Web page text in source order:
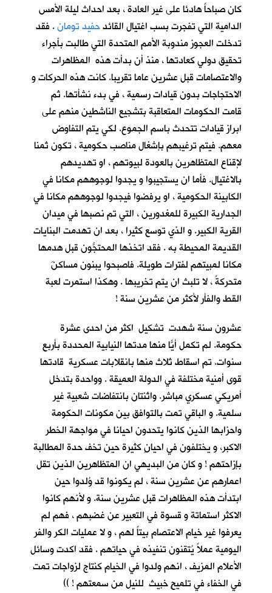
كان صباحاً هادئا على غير العادة ، بعد احداث ليلة الأمس
الدامية التي تفجرت بسب اغتيال القائدحفيد تومان. فقد
تدخلت العجوز مندوبة الأمم المتحدة التي طالبت بأجراء
تحقيق دولي كعادتها ، منذ أن بدأت هذه المظاهرات
والاعتصامات قبل عشرين عاما تقريبا. كانت هذه الحركات و
الاحتجاجات بدون قيادات رسمية ، في بدء نشأتها. ثم
قامت الحكومات المتعاقبة بتشجيع الناشطين منهم على
ابراز قيادات تتحدث باسم الجموع. لكي يتم التفاوض
معهم. فيتم ترغيبهم بإشغال مناصب حكومية ، تكون ثمنا
لإقناع المتظاهرين بالعودة لبيوتهم ، او تهديدهم
بالاغتيال. فأما ان يستجيبوا و يجدوا لوجوههم مكانا في
الكابينة الحكومية ، او يرفضوا فيجدوا لوجوههم مكانا في
الجدارية الكبيرة للمغدورين ، التي تم نصبها في ميدان
القرية الكبير. و الذي توسع كثيرا ، بعد ان تهدمت البنايات
القديمة المحيطة به . فقد اتخذها المحتجُّون قبل هدمها
مكانا لمبيتهم لفترات طويلة. فاصبحوا يبنون مساكنَ
متحركةً ، لا تلبث ان يتم تخريبها . وهكذا استمرت لعبة
القط والفأر لأكثر من عشرين سنة !
عشرون سنة شهدت تشكيل اكثر من احدى عشرة
حكومة. لم تكمل أيّاً منها مدتها النيابية المحددة بأربع
سنوات. تم اسقاط ثلاث منها بانقلابات عسكرية قادتها
قوى أمنية مختلفة في الدولة العميقة . وواحدة بتدخل
أمريكي عسكري مباشر. واثنتان بانتفاضات شعبية غير
سلمية. و الباقي تمت بالتوافق بين مكونات الحكومة
واحزابها الذين كانوا يتحدون احيانا في مواجهة الخطر
الاكبر، و يختلفون في احيانٍ كثيرة حين تخف حدة المطالبة
بإزاحتهم ! و كان من البديهي ان المتظاهرين الذين تقل
اعمارهم عن عشرين سنة ، لم يكونوا قد وُلدوا حين
ابتدأت هذه المظاهرات قبل عشرين سنة. و لأنهم كانوا
الاكثر استماتة و قسوة في التعبير عن غضبهم ، فهم لم
يعرفوا غير خيام الاعتصام بيتاً لهم ، و لا عمليات الكر والفر
اليومية عملاً يُتقنون تنفيذه في حياتهم . فقد اكدت وسائل
الأعلام المزيف ، انهم ولدوا في الخيام كنتاج لزواجات تمت
في الخفاء في تلميحٍ خبيث للنيل من سمعتهم ! ))